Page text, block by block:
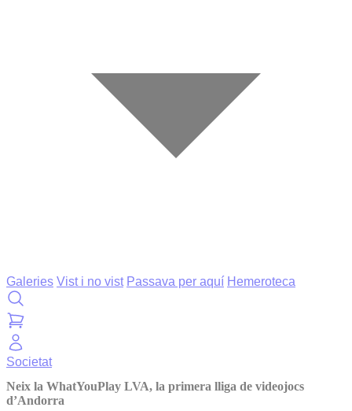
Galeries Vist i no vist Passava per aquí Hemeroteca
Societat
Neix la WhatYouPlay LVA, la primera lliga de videojocs
d’Andorra